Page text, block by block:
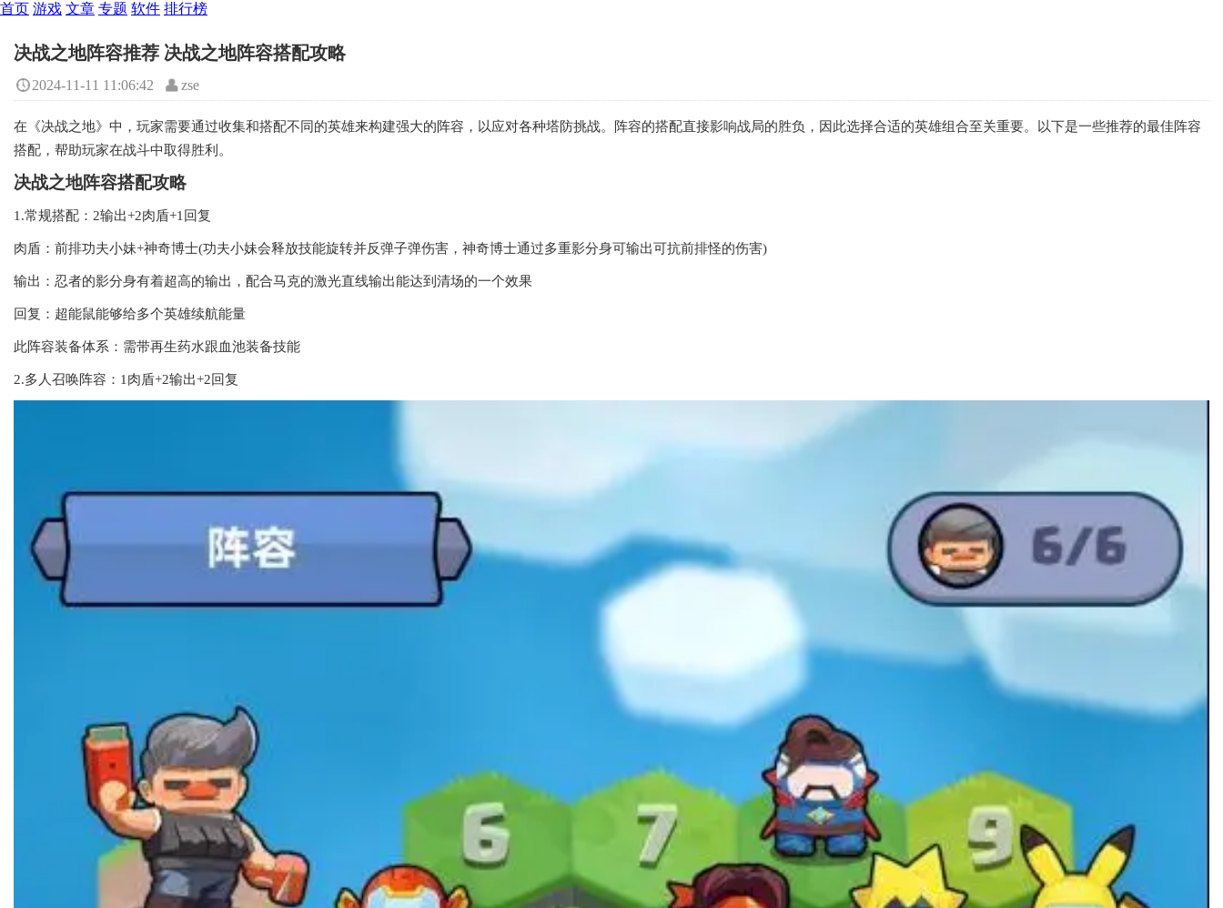
首页 游戏 文章 专题 软件 排行榜
决战之地阵容推荐 决战之地阵容搭配攻略
2024-11-11 11:06:42 zse
在《决战之地》中，玩家需要通过收集和搭配不同的英雄来构建强大的阵容，以应对各种塔防挑战。阵容的搭配直接影响战局的胜负，因此选择合适的英雄组合至关重要。以下是一些推荐的最佳阵容
搭配，帮助玩家在战斗中取得胜利。
决战之地阵容搭配攻略
1.常规搭配：2输出+2肉盾+1回复
肉盾：前排功夫小妹+神奇博士(功夫小妹会释放技能旋转并反弹子弹伤害，神奇博士通过多重影分身可输出可抗前排怪的伤害)
输出：忍者的影分身有着超高的输出，配合马克的激光直线输出能达到清场的一个效果
回复：超能鼠能够给多个英雄续航能量
此阵容装备体系：需带再生药水跟血池装备技能
2.多人召唤阵容：1肉盾+2输出+2回复